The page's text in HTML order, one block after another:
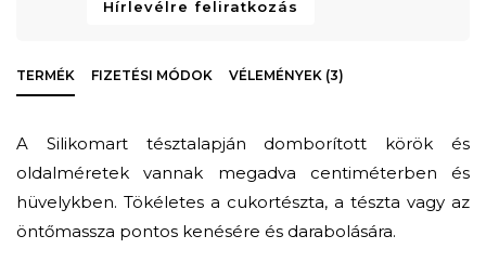
Hírlevélre feliratkozás
TERMÉK FIZETÉSI MÓDOK VÉLEMÉNYEK (3)
A Silikomart tésztalapján domborított körök és
oldalméretek vannak megadva centiméterben és
hüvelykben. Tökéletes a cukortészta, a tészta vagy az
öntőmassza pontos kenésére és darabolására.